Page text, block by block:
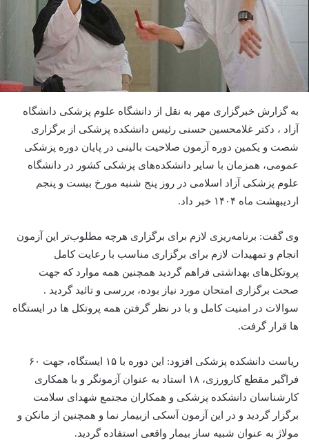
به گزارش خبرگزاری مهر به نقل از دانشگاه علوم پزشکی دانشگاه
آزاد ، دکتر غلامحسین حسنی رئیس دانشکده پزشکی از برگزاری
شصت و یکمین دوره آزمون صلاحیت بالینی در پایان دوره پزشکی
عمومی، همزمان با سایر دانشکده‌های پزشکی کشور در دانشگاه
علوم پزشکی آزاد اسلامی در روز پنج شنبه مورخ بیست و پنجم
اردیبهشت ماه ۱۴۰۴ خبر داد.
وی گفت: برنامه‌ریزی لازم برای برگزاری هرچه مطلوب‌تر این آزمون
انجام و تمهیدات لازم برای برگزاری مناسب با رعایت کامل
پروتکل‌های بهداشتی فراهم گردید همچنین همه موارد که جهت
صحت برگزاری امتحان مورد نیاز بوده، بررسی و تائید گردید .
سوالات در امنیت کامل و با در نظر گرفتن همه پروتکل ها در ایستگاه
ها قرار گرفت.
ریاست دانشکده پزشکی افزود: این دوره با ۱۵ ایستگاه، جهت ۶۰
فراگیر مقطع کارورزی، ۱۸ استاد به عنوان آزمونگر و با همکاری
کارشناسان دانشکده پزشکی و همکاران مجتمع شهدای سلامت
برگزار گردید و در این آزمون آسکی ازبیمار نما و همچنین از مانکن و
مولاژ به عنوان شبیه ساز بیمار واقعی استفاده گردید.